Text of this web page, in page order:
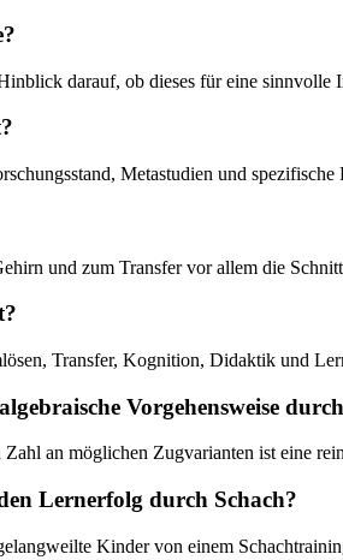
darauf, ob dieses für eine
Metastudien und
und zum Transfer vor allem die
Transfer, Kognition, Didaktik und
Vorgehensweise
an möglichen Zugvarianten ist eine
Lernerfolg durch Schach?
Kinder von einem